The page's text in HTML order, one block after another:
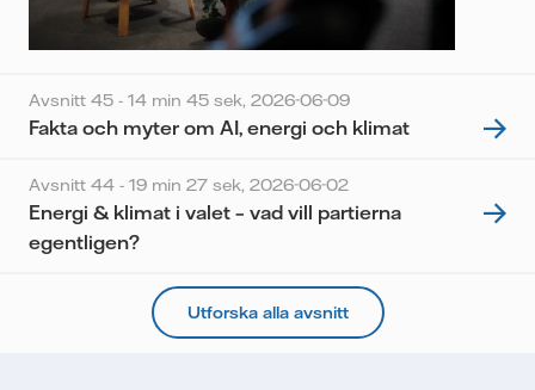
Avsnitt 45 - 14 min 45 sek, 2026-06-09
Fakta och myter om AI, energi och klimat
Avsnitt 44 - 19 min 27 sek, 2026-06-02
Energi & klimat i valet – vad vill partierna
egentligen?
Utforska alla avsnitt